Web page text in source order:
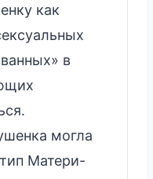
как
в
могла
Матери-